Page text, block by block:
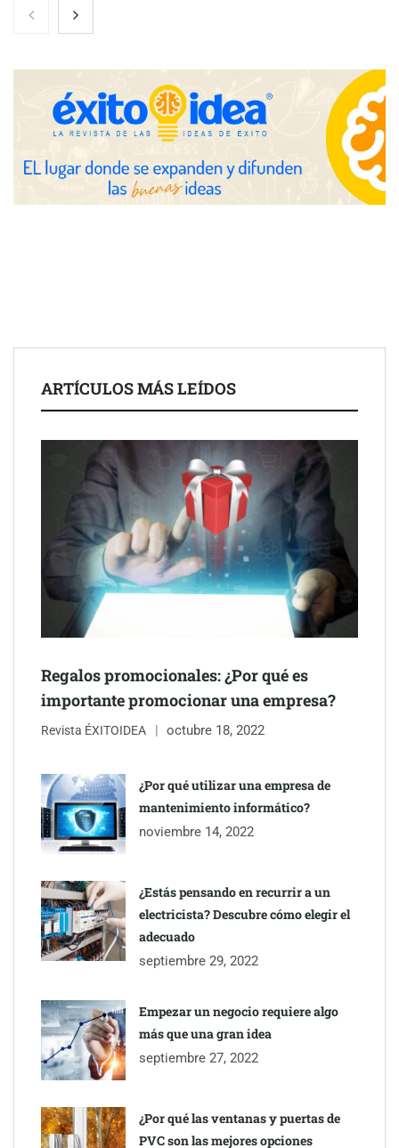
COMPALISS de LYSOTRIC: cuando un solo producto multiplica
las posibilidades del salón profesional
Fundación Mapfre y CISE lanzan el concurso ‘Talento Sénior’
para impulsar ideas innovadoras creadas por y para mayores
de 50 años
NOVA: innovación y diseño que transforman espacios de la
mano de Tormo Franquicias
impermeabilización de las viviendas antes de las vacaciones
Servimudanzas supera las 3.000 reseñas con 4,8 estrellas en
mudanzas en Barcelona
ARTÍCULOS MÁS LEÍDOS
Regalos promocionales: ¿Por qué es
importante promocionar una empresa?
Revista ÉXITOIDEA octubre 18, 2022
¿Por qué utilizar una empresa de
mantenimiento informático?
noviembre 14, 2022
¿Estás pensando en recurrir a un
electricista? Descubre cómo elegir el
adecuado
septiembre 29, 2022
Empezar un negocio requiere algo
más que una gran idea
septiembre 27, 2022
¿Por qué las ventanas y puertas de
PVC son las mejores opciones